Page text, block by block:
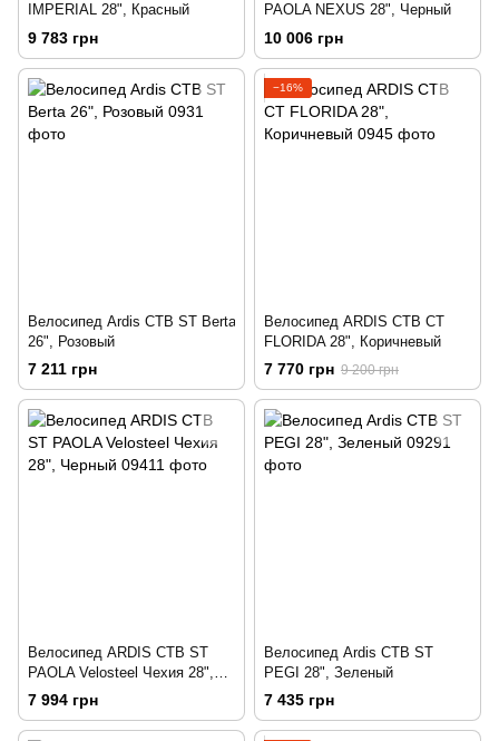
IMPERIAL 28", Красный
9 783 грн
PAOLA NEXUS 28", Черный
10 006 грн
Велосипед Ardis CTB ST Berta
26", Розовый
7 211 грн
−16%
Велосипед ARDIS CTB CT
FLORIDA 28", Коричневый
7 770 грн 9 200 грн
Велосипед ARDIS CTB ST
PAOLA Velosteel Чехия 28",
Черный
7 994 грн
Велосипед Ardis CTB ST
PEGI 28", Зеленый
7 435 грн